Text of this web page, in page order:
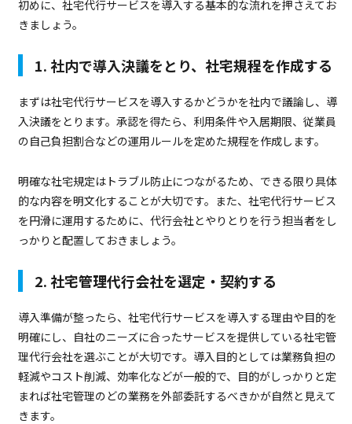
初めに、社宅代行サービスを導入する基本的な流れを押さえてお
きましょう。
1. 社内で導入決議をとり、社宅規程を作成する
まずは社宅代行サービスを導入するかどうかを社内で議論し、導
入決議をとります。承認を得たら、利用条件や入居期限、従業員
の自己負担割合などの運用ルールを定めた規程を作成します。
明確な社宅規定はトラブル防止につながるため、できる限り具体
的な内容を明文化することが大切です。また、社宅代行サービス
を円滑に運用するために、代行会社とやりとりを行う担当者をし
っかりと配置しておきましょう。
2. 社宅管理代行会社を選定・契約する
導入準備が整ったら、社宅代行サービスを導入する理由や目的を
明確にし、自社のニーズに合ったサービスを提供している社宅管
理代行会社を選ぶことが大切です。導入目的としては業務負担の
軽減やコスト削減、効率化などが一般的で、目的がしっかりと定
まれば社宅管理のどの業務を外部委託するべきかが自然と見えて
きます。